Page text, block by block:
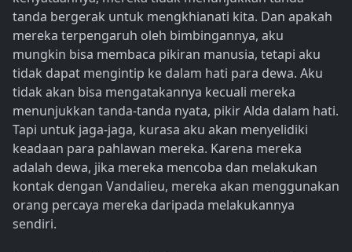
tanda bergerak untuk mengkhianati kita. Dan apakah
mereka terpengaruh oleh bimbingannya, aku
mungkin bisa membaca pikiran manusia, tetapi aku
tidak dapat mengintip ke dalam hati para dewa. Aku
tidak akan bisa mengatakannya kecuali mereka
menunjukkan tanda-tanda nyata, pikir Alda dalam hati.
Tapi untuk jaga-jaga, kurasa aku akan menyelidiki
keadaan para pahlawan mereka. Karena mereka
adalah dewa, jika mereka mencoba dan melakukan
kontak dengan Vandalieu, mereka akan menggunakan
orang percaya mereka daripada melakukannya
sendiri.